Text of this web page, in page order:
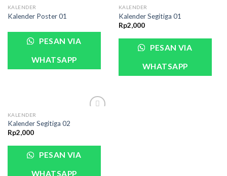
KALENDER
Kalender Poster 01
PESAN VIA
WHATSAPP
KALENDER
Kalender Segitiga 01
Rp2,000
PESAN VIA
WHATSAPP
KALENDER
Kalender Segitiga 02
Rp2,000
PESAN VIA
WHATSAPP